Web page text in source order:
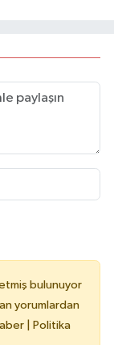
bulunuyor
yorumlardan
| Politika